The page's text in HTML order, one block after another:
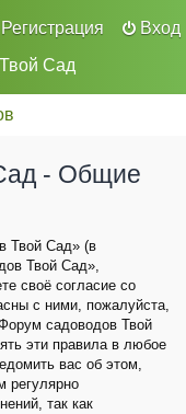
Вход
Регистрация
Сад
- Общие
Твой Сад» (в
Твой Сад»,
своё согласие со
с ними, пожалуйста,
садоводов Твой
эти правила в любое
вас об этом,
регулярно
так как